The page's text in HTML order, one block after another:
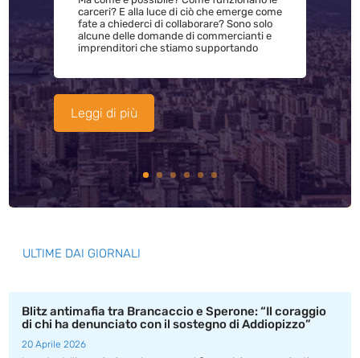
carceri? E alla luce di ciò che emerge come
fate a chiederci di collaborare? Sono solo
alcune delle domande di commercianti e
imprenditori che stiamo supportando
Leggi di più
ULTIME DAI GIORNALI
Blitz antimafia tra Brancaccio e Sperone: “Il coraggio
di chi ha denunciato con il sostegno di Addiopizzo”
20 Aprile 2026